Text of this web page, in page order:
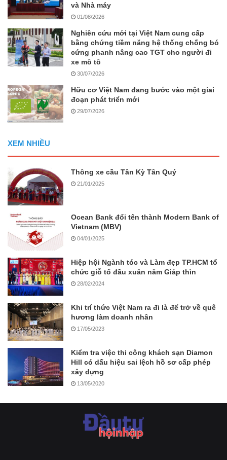
và Nhà máy
01/08/2026
Nghiên cứu mới tại Việt Nam cung cấp
bằng chứng tiềm năng hệ thống chống bó
cứng phanh nâng cao TGT cho người đi
xe mô tô
30/07/2026
Hữu cơ Việt Nam đang bước vào một giai
đoạn phát triển mới
29/07/2026
XEM NHIỀU
Thông xe cầu Tân Kỳ Tân Quý
21/01/2025
Ocean Bank đổi tên thành Modern Bank of
Vietnam (MBV)
04/01/2025
Hiệp hội Ngành tóc và Làm đẹp TP.HCM tổ
chức giỗ tổ đầu xuân năm Giáp thìn
28/02/2024
Khi trí thức Việt Nam ra đi là để trở về quê
hương làm doanh nhân
17/05/2023
Kiểm tra việc thi công khách sạn Diamon
Hill có dấu hiệu sai lệch hồ sơ cấp phép
xây dựng
13/05/2020